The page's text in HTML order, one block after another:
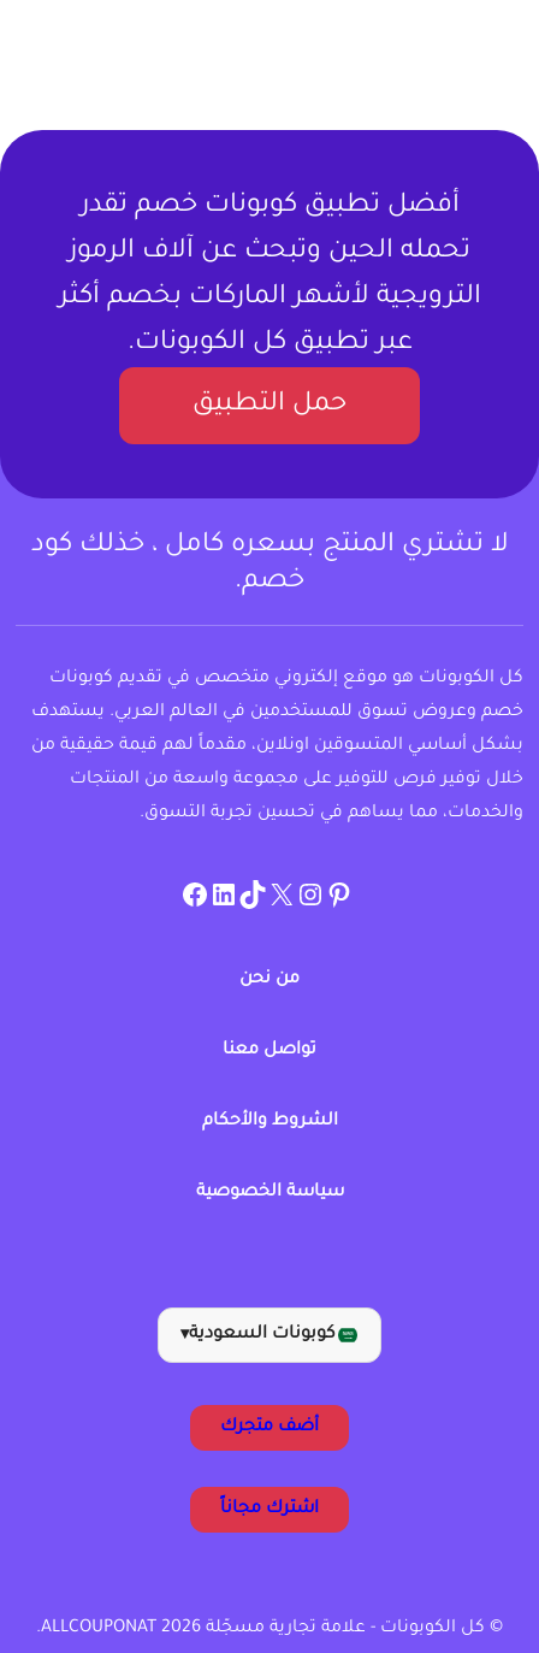
أفضل تطبيق كوبونات خصم تقدر
تحمله الحين وتبحث عن آلاف الرموز
الترويجية لأشهر الماركات بخصم أكثر
عبر تطبيق كل الكوبونات.
حمل التطبيق
لا تشتري المنتج بسعره كامل ، خذلك كود
خصم.
كل الكوبونات هو موقع إلكتروني متخصص في تقديم كوبونات
خصم وعروض تسوق للمستخدمين في العالم العربي. يستهدف
بشكل أساسي المتسوقين اونلاين، مقدماً لهم قيمة حقيقية من
خلال توفير فرص للتوفير على مجموعة واسعة من المنتجات
والخدمات، مما يساهم في تحسين تجربة التسوق.
pinterest
allcouponat
twitter
TikTok
linkedin
facebook
من نحن
تواصل معنا
الشروط والأحكام
سياسة الخصوصية
كوبونات السعودية▾
أضف متجرك
اشترك مجاناً
© كل الكوبونات - علامة تجارية مسجّلة ALLCOUPONAT 2026.